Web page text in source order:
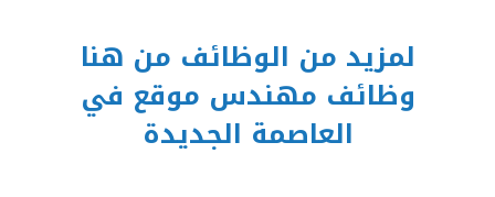
لمزيد من الوظائف من هنا
وظائف مهندس موقع في
العاصمة الجديدة